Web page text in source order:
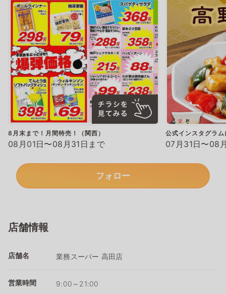
8月末まで！月間特売！（関西）
08月01日〜08月31日まで
公式インスタグラ
07月31日〜08
フォロー
店舗情報
店舗名 業務スーパー 高田店
営業時間 9:00～21:00